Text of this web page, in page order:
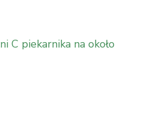
C piekarnika na około